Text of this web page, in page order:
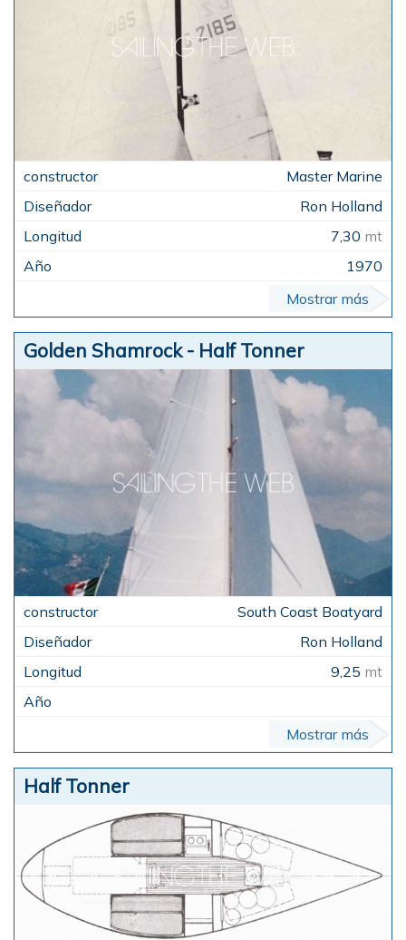
Master Marine
Ron Holland
7,30 mt
1970
Mostrar más
Golden Shamrock - Half Tonner
South Coast Boatyard
Ron Holland
9,25 mt
Mostrar más
Half Tonner